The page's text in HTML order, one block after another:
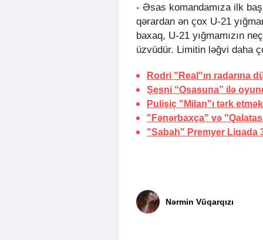
- Əsas komandamıza ilk
qərardan ən çox U-21
baxaq, U-21 yığmamızın
üzvüdür. Limitin ləğvi daha
Rodri "Real"ın radarına
Şesni “Osasuna” ilə
Pulişiç "Milan"ı tərk
"Fənərbaxça" və
"Sabah" Premyer Liqada
Nərmin Vüqarqızı